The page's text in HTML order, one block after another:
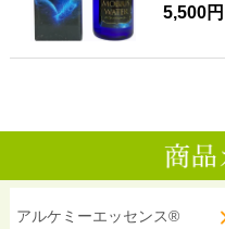
5,500円
アルケミーエッセンス®